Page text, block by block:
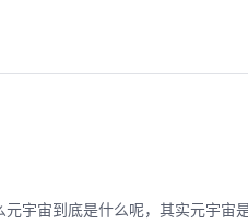
宇宙到底是什么呢，其实元宇宙
回顾中